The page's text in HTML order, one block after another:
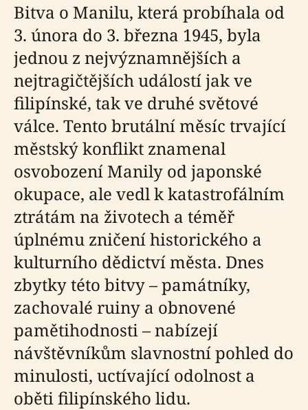
Bitva o Manilu, která probíhala od
3. února do 3. března 1945, byla
jednou z nejvýznamnějších a
nejtragičtějších událostí jak ve
filipínské, tak ve druhé světové
válce. Tento brutální měsíc trvající
městský konflikt znamenal
osvobození Manily od japonské
okupace, ale vedl k katastrofálním
ztrátám na životech a téměř
úplnému zničení historického a
kulturního dědictví města. Dnes
zbytky této bitvy – památníky,
zachovalé ruiny a obnovené
pamětihodnosti – nabízejí
návštěvníkům slavnostní pohled do
minulosti, uctívající odolnost a
oběti filipínského lidu.